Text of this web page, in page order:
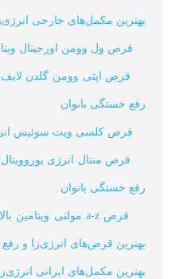
بهترین مکمل‌های خارجی
قرص ول وومن اورجینال
قرص اپتی وومن گلدن
رفع خستگی بانوان
قرص کلسی ویت سوئیس
قرص منتال انرژی
رفع خستگی بانوان
بهترین قرص‌های انرژی‌زا و
بهترین مکمل‌های ایرانی